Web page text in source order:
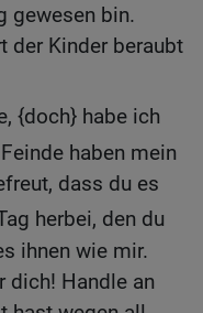
gewesen bin.
der Kinder beraubt
{doch} habe ich
haben mein
dass du es
herbei, den du
ihnen wie mir.
dich! Handle an